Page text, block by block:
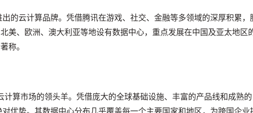
的云计算品牌。凭借腾讯在游戏、社交、金融等多领域的深厚积累，
美、欧洲、澳大利亚等地设有数据中心，重点发展在中国及亚太地区
称。
计算市场的领头羊。凭借庞大的全球基础设施、丰富的产品线和成熟的